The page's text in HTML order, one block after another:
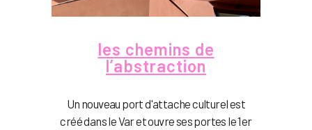
les chemins de
l’abstraction
Un nouveau port d'attache culturel est
créé dans le Var et ouvre ses portes le 1er